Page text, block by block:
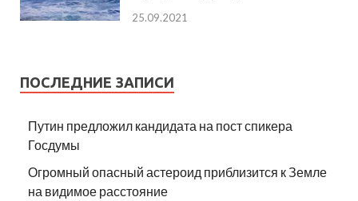
25.09.2021
ПОСЛЕДНИЕ ЗАПИСИ
Путин предложил кандидата на пост спикера
Госдумы
Огромный опасный астероид приблизится к Земле
на видимое расстояние